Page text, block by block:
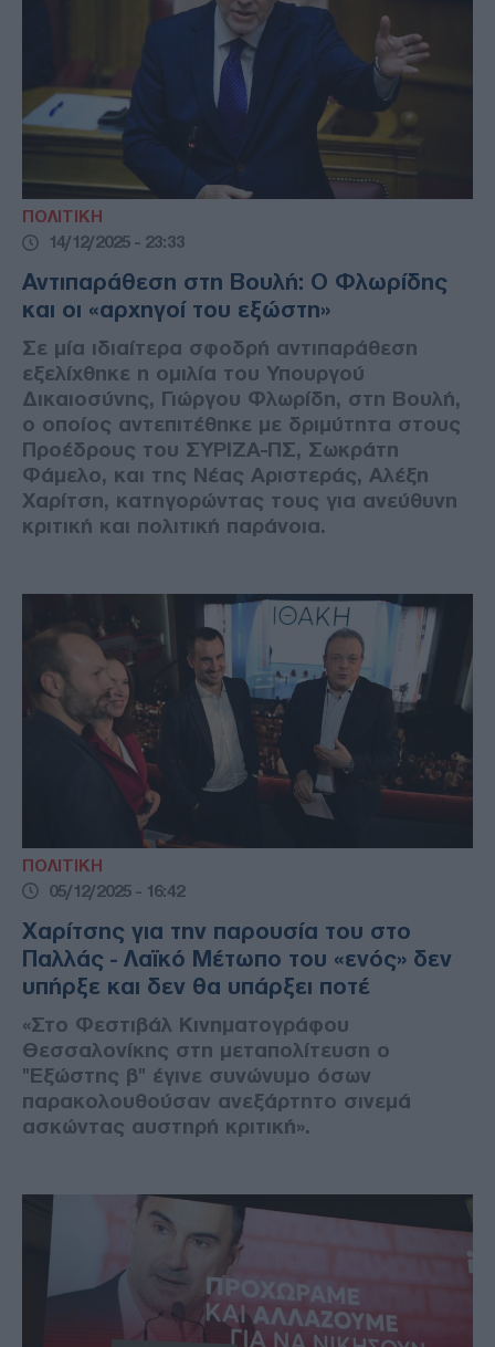
ΠΟΛΙΤΙΚΗ
14/12/2025 - 23:33
Αντιπαράθεση στη Βουλή: Ο Φλωρίδης
και οι «αρχηγοί του εξώστη»
Σε μία ιδιαίτερα σφοδρή αντιπαράθεση
εξελίχθηκε η ομιλία του Υπουργού
Δικαιοσύνης, Γιώργου Φλωρίδη, στη Βουλή,
ο οποίος αντεπιτέθηκε με δριμύτητα στους
Προέδρους του ΣΥΡΙΖΑ-ΠΣ, Σωκράτη
Φάμελο, και της Νέας Αριστεράς, Αλέξη
Χαρίτση, κατηγορώντας τους για ανεύθυνη
κριτική και πολιτική παράνοια.
ΠΟΛΙΤΙΚΗ
05/12/2025 - 16:42
Χαρίτσης για την παρουσία του στο
Παλλάς - Λαϊκό Μέτωπο του «ενός» δεν
υπήρξε και δεν θα υπάρξει ποτέ
«Στο Φεστιβάλ Κινηματογράφου
Θεσσαλονίκης στη μεταπολίτευση ο
''Εξώστης β'' έγινε συνώνυμο όσων
παρακολουθούσαν ανεξάρτητο σινεμά
ασκώντας αυστηρή κριτική».